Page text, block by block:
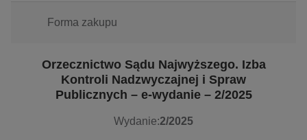
Forma zakupu
Orzecznictwo Sądu Najwyższego. Izba
Kontroli Nadzwyczajnej i Spraw
Publicznych – e-wydanie – 2/2025
Wydanie:2/2025